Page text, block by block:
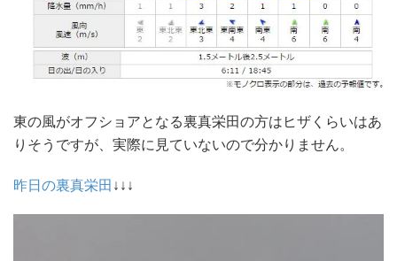
東の風がオフショアとなる裏真栄田の方はヒザくらいはあ
りそうですが、実際に見ていないので分かりません。
昨日の裏真栄田↓↓↓